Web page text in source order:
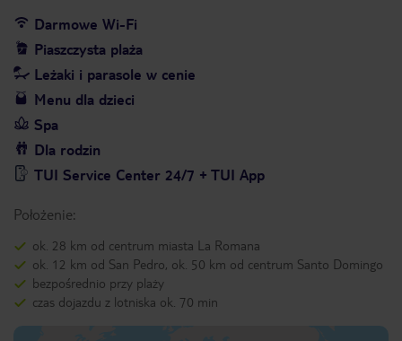
Darmowe Wi-Fi
Piaszczysta plaża
Leżaki i parasole w cenie
Menu dla dzieci
Spa
Dla rodzin
TUI Service Center 24/7 + TUI App
Położenie:
ok. 28 km od centrum miasta La Romana
ok. 12 km od San Pedro, ok. 50 km od centrum Santo Domingo
bezpośrednio przy plaży
czas dojazdu z lotniska ok. 70 min